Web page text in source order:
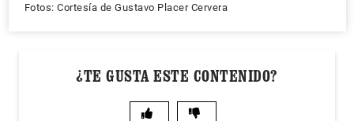
Fotos: Cortesía de Gustavo Placer Cervera
¿TE GUSTA ESTE CONTENIDO?